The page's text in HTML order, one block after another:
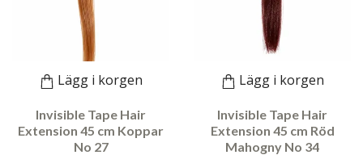
Lägg i korgen
Invisible Tape Hair
Extension 45 cm Koppar
No 27
Lägg i korgen
Invisible Tape Hair
Extension 45 cm Röd
Mahogny No 34